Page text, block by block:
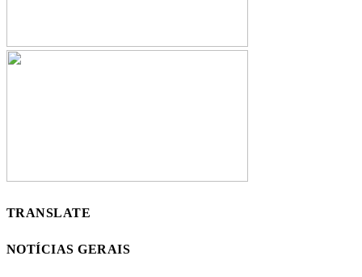
TRANSLATE
NOTÍCIAS GERAIS